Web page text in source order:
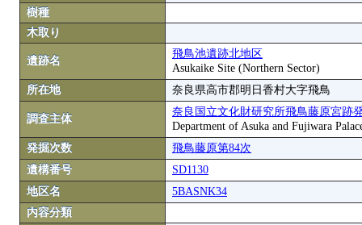
樹種
木取り
遺跡名
飛鳥池遺跡北地区
Asukaike Site (Northern Sector)
所在地
奈良県高市郡明日香村大字飛鳥
調査主体
奈良国立文化財研究所飛鳥藤原宮跡
Department of Asuka and Fujiwara
発掘次数
飛鳥藤原第84次
遺構番号
SD1130
地区名
5BASNK34
内容分類